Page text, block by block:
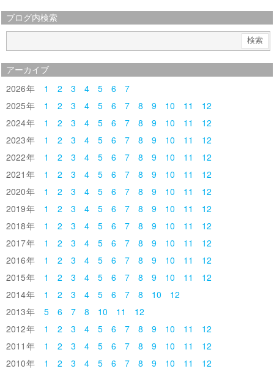
ブログ内検索
アーカイブ
2026 1 2 3 4 5 6
7
2025
1 2 3 4 5 6 7 8 9 10 11
12
2024
1 2 3 4 5 6 7 8 9 10 11
12
2023
1 2 3 4 5 6 7 8 9 10 11
12
2022
1 2 3 4 5 6 7 8 9 10 11
12
2021
1 2 3 4 5 6 7 8 9 10 11
12
2020
1 2 3 4 5 6 7 8 9 10 11
12
2019
1 2 3 4 5 6 7 8 9 10 11
12
2018
1 2 3 4 5 6 7 8 9 10 11
12
2017
1 2 3 4 5 6 7 8 9 10 11
12
2016
1 2 3 4 5 6 7 8 9 10 11
12
2015
1 2 3 4 5 6 7 8 9 10 11
12
2014
1 2 3 4 5 6 7 8 10
12
2013
5 6 7 8 10 11
12
2012
1 2 3 4 5 6 7 8 9 10 11
12
2011
1 2 3 4 5 6 7 8 9 10 11
12
2010
1 2 3 4 5 6 7 8 9 10 11
12